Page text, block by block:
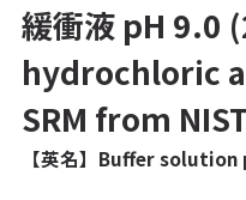
緩衝液 pH
hydrochloric
SRM from
【英名】Buffer solution